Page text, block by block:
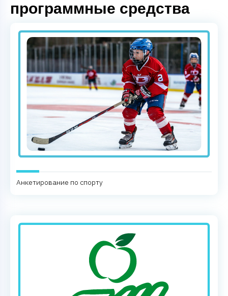
программные средства
Анкетирование по спорту